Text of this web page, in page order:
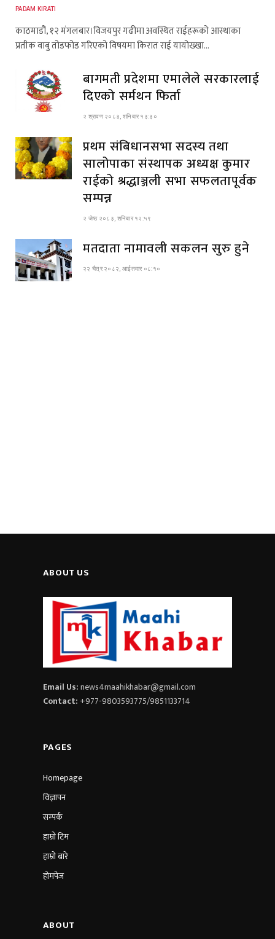
PADAM KIRATI
काठमाडौं, १२ मंगलबार।विजयपुर गढीमा अवस्थित राईहरूको आस्थाका
प्रतीक वाबु तोडफोड गरिएको विषयमा किरात राई यायोख्खा…
बागमती प्रदेशमा एमालेले सरकारलाई
दिएको सर्मथन फिर्ता
२ श्रावण २०८३, शनिबार १३:३०
प्रथम संबिधानसभा सदस्य तथा
सालोपाका संस्थापक अध्यक्ष कुमार
राईको श्रद्धाञ्जली सभा सफलतापूर्वक
सम्पन्न
२ जेष्ठ २०८३, शनिबार १२:५९
मतदाता नामावली सकलन सुरु हुने
२२ चैत्र २०८२, आईतवार ०८:१०
ABOUT US
Email Us:news4maahikhabar@gmail.com
Contact:+977-9803593775/9851133714
PAGES
Homepage
विज्ञापन
सम्पर्क
हाम्रो टिम
हाम्रो बारे
होमपेज
ABOUT